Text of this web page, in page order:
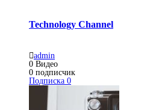
Technology Channel
admin
0 Видео
0 подписчик
Подписка 0